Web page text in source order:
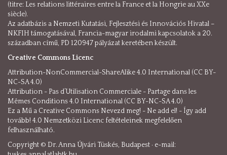
(titre: Les relations littéraires entre la France et la Hongrie au XXe
siècle).
Az adatbázis a Nemzeti Kutatási, Fejlesztési és Innovációs Hivatal –
NKFIH támogatásával, Francia-magyar irodalmi kapcsolatok a 20.
században című, PD 120947 pályázat keretében készült.
Creative Commons Licenc
Attribution-NonCommercial-ShareAlike 4.0 International (CC BY-
NC-SA 4.0)
Attribution - Pas d’Utilisation Commerciale - Partage dans les
Mêmes Conditions 4.0 International (CC BY-NC-SA 4.0)
Ez a Mű a Creative Commons Nevezd meg! - Ne add el! - Így add
tovább! 4.0 Nemzetközi Licenc feltételeinek megfelelően
felhasználható.
Copyright © Dr. Anna Újvári Tüskés, Budapest · e-mail: